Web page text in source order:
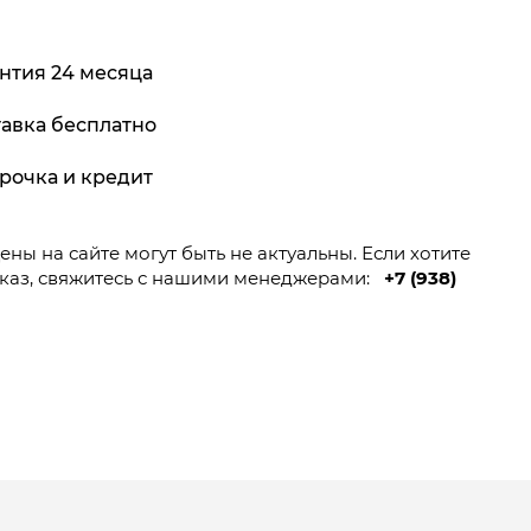
24 месяца
бесплатно
и кредит
на сайте могут быть не актуальны. Если хотите
свяжитесь с нашими менеджерами:
+7 (938)